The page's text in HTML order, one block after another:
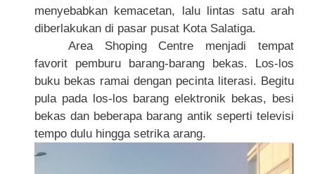
menyebabkan kemacetan, lalu lintas satu arah
diberlakukan di pasar pusat Kota Salatiga.
Area Shoping Centre menjadi tempat
favorit pemburu barang-barang bekas. Los-los
buku bekas ramai dengan pecinta literasi. Begitu
pula pada los-los barang elektronik bekas, besi
bekas dan beberapa barang antik seperti televisi
tempo dulu hingga setrika arang.